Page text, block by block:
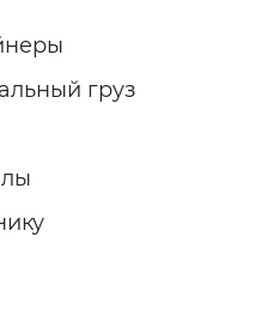
груз